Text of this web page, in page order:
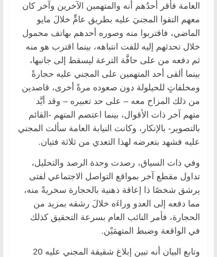
العامة فأقر أحدُهم أنه والمتهمين الآخرين وآخر كان
معهم التقوا المجنيَ عليه بطريق عامٍّ خلالَ مايو
الماضي، فاقتربوا منه وصوره أحدهم بهاتف محمول
خلال تحدثهم إليه للفت انتباهه، بينما اقترب هو منه
ثم دفعه من على حافَّة الترعة ليسقط إلى جانبها،
بينما ألقى أحد المتهمين على المجني عليه حجارةً
ومخلفاتٍ للحيلولة دون صعوده مرةً أخرى، قاصدين
من ذلك المزاح معه – على حد تعبيره – وقد أيَّد
متهم آخر ذات الأقوال، بينما اعتصم المتهم -القائم
بالتصوير- بالإنكار، وكانت النيابة العامة سألت المجني
عليه فشهد بتعرضه لهذا التعدي من ثلاثة فتيان.
وفي ذات السياق، رصدت وحدة الرصد والتحليل،
تداول مقطع آخر بمواقع التواصل الاجتماعي لفتى
يرشق شخصًا ذا إعاقة ذهنية بالحجارة سخريةً منه،
مما دفعه إلى العدو وراءَه خلالَ رشقه بمزيد من
الحجارة، فأمر النائب العام بسرعة التحقيق كذلك
في الواقعة وضبط المتهمَيْن.
وتابع البيان أنه تبين إبلاغ شقيقة المجني عليه 20